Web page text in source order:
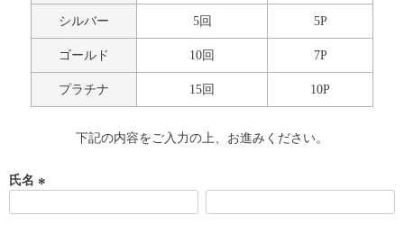
シルバー 5回 5P
ゴールド 10回 7P
プラチナ 15回 10P
下記の内容をご入力の上、お進みください。
氏名